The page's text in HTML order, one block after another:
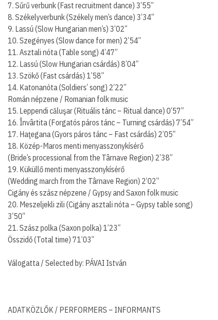
7. Sűrű verbunk (Fast recruitment dance) 3’55”
8. Székelyverbunk (Székely men’s dance) 3’34”
9. Lassú (Slow Hungarian men’s) 3’02”
10. Szegényes (Slow dance for men) 2’54”
11. Asztali nóta (Table song) 4’47”
12. Lassú (Slow Hungarian csárdás) 8’04”
13. Szökő (Fast csárdás) 1’58”
14. Katonanóta (Soldiers’ song) 2’22”
Román népzene / Romanian folk music
15. Leppendi căluşar (Rituális tánc – Ritual dance) 0’57”
16. Învârtita (Forgatós páros tánc – Turning csárdás) 7’54”
17. Haţegana (Gyors páros tánc – Fast csárdás) 2’05”
18. Közép-Maros menti menyasszonykísérő
(Bride’s processional from the Târnave Region) 2’38”
19. Küküllő menti menyasszonykísérő
(Wedding march from the Târnave Region) 2’02”
Cigány és szász népzene / Gypsy and Saxon folk music
20. Meszeljekli zili (Cigány asztali nóta – Gypsy table song)
3’50”
21. Szász polka (Saxon polka) 1’23”
Összidő (Total time) 71’03”
Válogatta / Selected by: PÁVAI István
ADATKÖZLŐK / PERFORMERS – INFORMANTS